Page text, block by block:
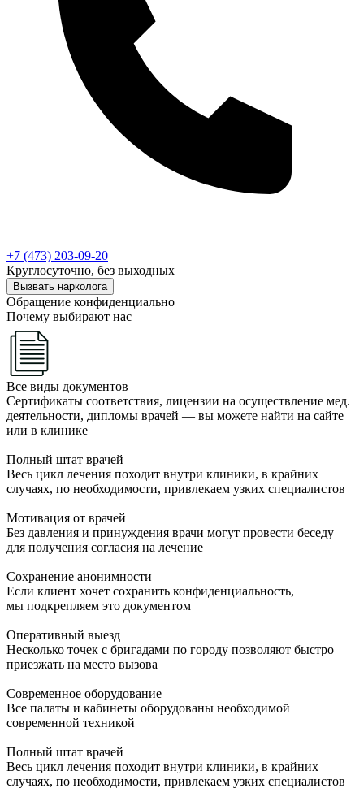
+7 (473) 203-09-20
Круглосуточно, без выходных
Вызвать нарколога
Обращение конфиденциально
Почему выбирают нас
Все виды документов
Сертификаты соответствия, лицензии на осуществление мед.
деятельности, дипломы врачей — вы можете найти на сайте
или в клинике
Полный штат врачей
Весь цикл лечения походит внутри клиники, в крайних
случаях, по необходимости, привлекаем узких специалистов
Мотивация от врачей
Без давления и принуждения врачи могут провести беседу
для получения согласия на лечение
Сохранение анонимности
Если клиент хочет сохранить конфиденциальность,
мы подкрепляем это документом
Оперативный выезд
Несколько точек с бригадами по городу позволяют быстро
приезжать на место вызова
Современное оборудование
Все палаты и кабинеты оборудованы необходимой
современной техникой
Полный штат врачей
Весь цикл лечения походит внутри клиники, в крайних
случаях, по необходимости, привлекаем узких специалистов